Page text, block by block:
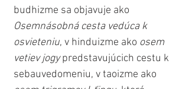
budhizme sa objavuje ako
Osemnásobná cesta vedúca k
osvieteniu, v hinduizme ako osem
vetiev jogy predstavujúcich cestu k
sebauvedomeniu, v taoizme ako